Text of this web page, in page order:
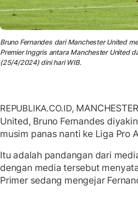
Bruno Fernandes dari Manchester United
Premier Inggris antara Manchester United
(25/4/2024) dini hari WIB.
REPUBLIKA.CO.ID,
United, Bruno Fernandes
musim panas nanti ke Liga Pro
Itu adalah pandangan dari
dengan media tersebut
Primer sedang mengejar